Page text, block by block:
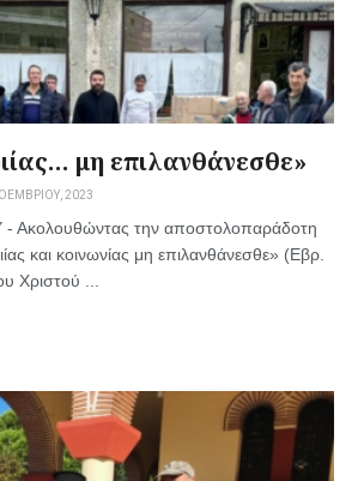
μη επιλανθάνεσθε»
2023
Ακολουθώντας την αποστολοπαράδοτη
και κοινωνίας μη επιλανθάνεσθε» (Εβρ.
Χριστού ...